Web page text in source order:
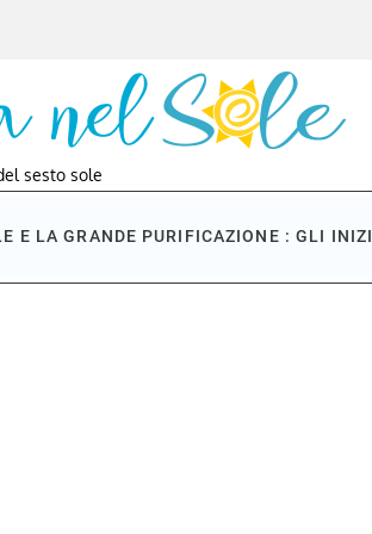
sesto sole
E LA GRANDE PURIFICAZIONE : GLI INIZI